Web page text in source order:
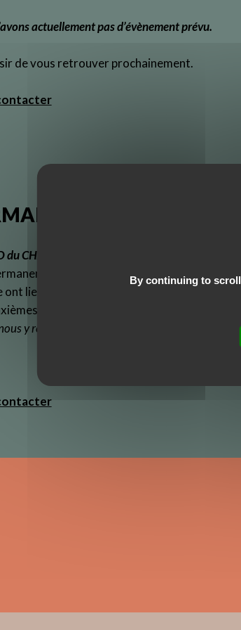
actuellement pas d’évènement prévu.
de vous retrouver prochainement.
DÉDIÉES
du CHANGE à Saint-Julien-en-Genevois
dédiées aux travailleurs et
ont lieu au CeGIDD du CHANGE à Saint Julien
MERCREDIS du mois.
y rencontrer de 9h30 à 12h30 !
By continuing to